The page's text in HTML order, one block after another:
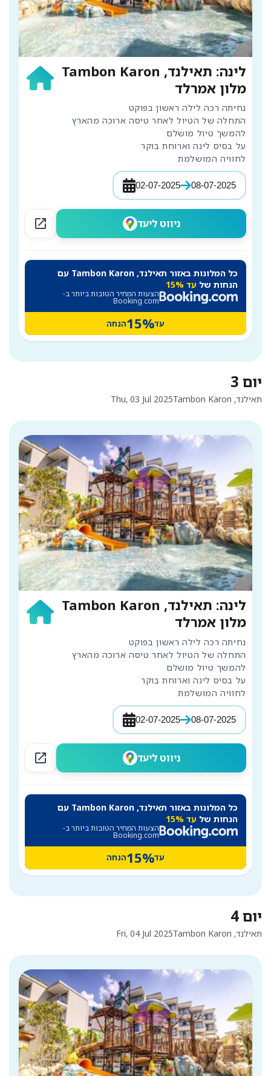
לינה: תאילנד, Tambon Karon
מלון אמרלד
התחלה של הטיול לאחר טיסה ארוכה מהארץ
לחוויה המושלמת
02-07-2025 08-07-2025
open_in_new ניווט ליעד
כל המלונות באזור תאילנד, Tambon Karon עם
הנחות של עד 15%
הצעות המחיר הטובות ביותר ב-
Booking.com
עד15%הנחה
יום 3
Thu, 03 Jul 2025 תאילנד, Tambon Karon
לינה: תאילנד, Tambon Karon
מלון אמרלד
התחלה של הטיול לאחר טיסה ארוכה מהארץ
לחוויה המושלמת
02-07-2025 08-07-2025
open_in_new ניווט ליעד
כל המלונות באזור תאילנד, Tambon Karon עם
הנחות של עד 15%
הצעות המחיר הטובות ביותר ב-
Booking.com
עד15%הנחה
יום 4
Fri, 04 Jul 2025 תאילנד, Tambon Karon